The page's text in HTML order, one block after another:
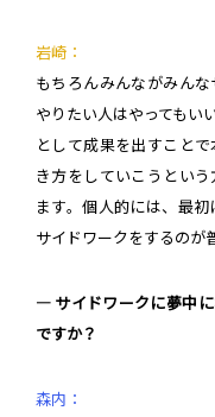
岩崎：
もちろんみんながみんな
やりたい人はやってもい
として成果を出すこと
き方をしていこうとい
ます。個人的には、最初
サイドワークをするのが
― サイドワークに夢中
ですか？
森内：